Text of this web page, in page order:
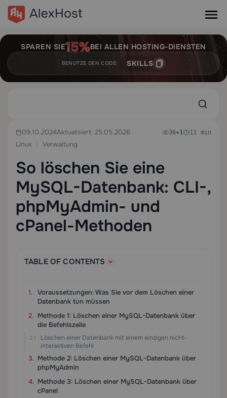
SPAREN SIE BEI ALLEN HOSTING-DIENSTEN
BENUTZE DEN CODE: SKILLS
09.10.2024Aktualisiert: 25.05.2026
Linux
Verwaltung
36+1 11 min
So löschen Sie eine
MySQL-Datenbank: CLI-,
phpMyAdmin- und
cPanel-Methoden
TABLE OF CONTENTS
Voraussetzungen: Was Sie vor dem Löschen einer
Datenbank tun müssen
Methode 1: Löschen einer MySQL-Datenbank über
die Befehlszeile
Löschen einer Datenbank mit einem einzigen nicht-
interaktiven Befehl
Methode 2: Löschen einer MySQL-Datenbank über
phpMyAdmin
Methode 3: Löschen einer MySQL-Datenbank über
cPanel